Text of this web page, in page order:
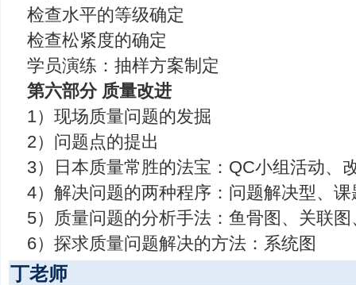
检查水平的等级确定
检查松紧度的确定
学员演练：抽样方案制定
第六部分 质量改进
1）现场质量问题的发掘
2）问题点的提出
3）日本质量常胜的法宝：QC小组活动、
4）解决问题的两种程序：问题解决型、
5）质量问题的分析手法：鱼骨图、关联
6）探求质量问题解决的方法：系统图
丁老师